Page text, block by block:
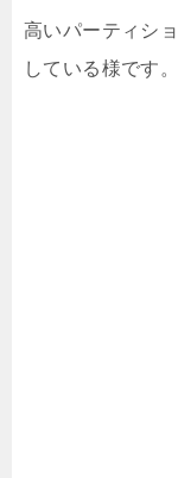
高いパーティシ
している様です。